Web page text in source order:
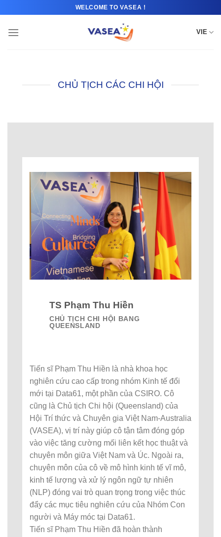
nội
WELCOME TO VASEA !
VIE
CHỦ TỊCH CÁC CHI HỘI
TS Phạm Thu Hiền
CHỦ TỊCH CHI HỘI BANG
QUEENSLAND
Tiến sĩ Phạm Thu Hiền là nhà khoa học
nghiên cứu cao cấp trong nhóm Kinh tế đổi
mới tại Data61, một phần của CSIRO. Cô
cũng là Chủ tịch Chi hội (Queensland) của
Hội Trí thức và Chuyên gia Việt Nam-Australia
(VASEA), vị trí này giúp cô tận tâm đóng góp
vào việc tăng cường mối liên kết học thuật và
chuyên môn giữa Việt Nam và Úc. Ngoài ra,
chuyên môn của cô về mô hình kinh tế vĩ mô,
kinh tế lượng và xử lý ngôn ngữ tự nhiên
(NLP) đóng vai trò quan trọng trong việc thúc
đẩy các mục tiêu nghiên cứu của Nhóm Con
người và Máy móc tại Data61.
Tiến sĩ Phạm Thu Hiền đã hoàn thành